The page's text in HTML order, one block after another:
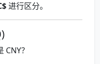
进行区分。
？